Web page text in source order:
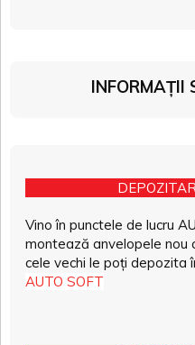
INFORMAȚII
Vino în punctele de lucru
montează anvelopele nou
cele vechi le poți depozita
AUTO SOFT